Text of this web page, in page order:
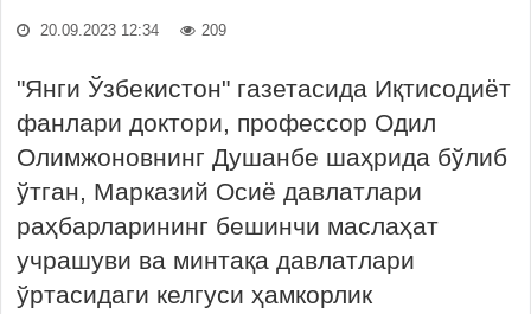
20.09.2023 12:34 209
"Янги Ўзбекистон" газетасида Иқтисодиёт
фанлари доктори, профессор Одил
Олимжоновнинг Душанбе шаҳрида бўлиб
ўтган, Марказий Осиё давлатлари
раҳбарларининг бешинчи маслаҳат
учрашуви ва минтақа давлатлари
ўртасидаги келгуси ҳамкорлик